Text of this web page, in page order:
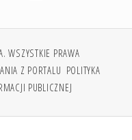
WSZYSTKIE PRAWA
Z PORTALU POLITYKA
PUBLICZNEJ